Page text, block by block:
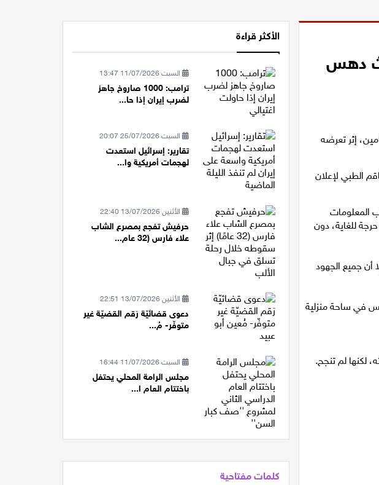
دهس
إثر تعرضه
الطبي لإعلان
المعلومات
للغاية، دون
أن جميع الجهود
في ساحة منزلية
لكنها لم تنجح.
الأكثر قراءة
السبت 11/07/2026 13:47
ترامب: 1000 صاروخ جاهز
لضرب إيران إذا حا...
السبت 25/07/2026 20:07
تقارير: إسرائيل استعدت
لهجمات أمريكية وا...
الأثنين 13/07/2026 22:40
حرفيش تفجع بمصرع الشاب
علاء فارس (32 عام...
الأثنين 13/07/2026 22:51
دعوى قضائيّة رَقم القضيّة غير
متوفّر- مُ...
السبت 11/07/2026 16:44
مجلس الرامة المحلي يحتفل
باختتام العام ا...
كلمات مفتاحية